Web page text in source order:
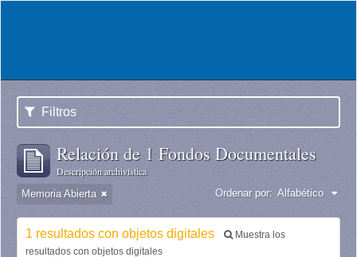
Filtros
Relación de 1 Fondos Documentales
Descripción archivística
Memoria Abierta Ordenar por: Alfabético
1 resultados con objetos digitales
Muestra los
resultados con objetos digitales